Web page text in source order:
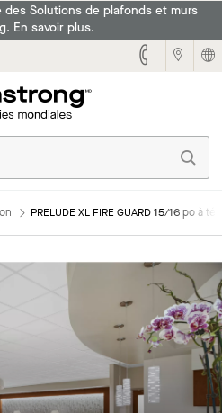
Solutions de plafonds et murs
En savoir plus.
PRELUDE XL FIRE GUARD 15/16 po à